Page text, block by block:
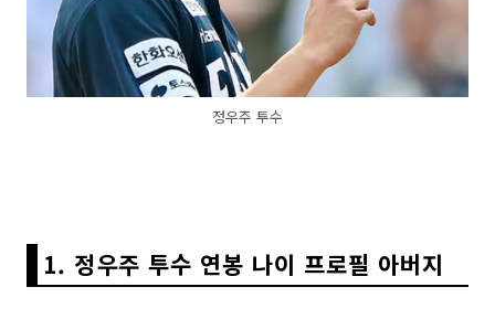
정우주 투수
1. 정우주 투수 연봉 나이 프로필 아버지